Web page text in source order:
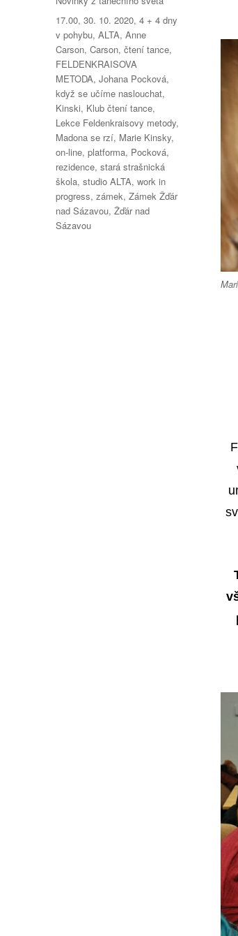
Štítky:
17.00,30. 10. 2020,4 + 4 dny
v pohybu,ALTA,Anne
Carson,Carson,čtení tance,
FELDENKRAISOVA
METODA,Johana Pocková,
když se učíme naslouchat,
Kinski, Klub čtení tance,
Lekce Feldenkraisovy metody,
Madona se rzí, Marie Kinsky,
on-line,platforma, Pocková,
rezidence,stará strašnická
škola,studio ALTA,work in
progress,zámek,Zámek Žďár
nad Sázavou,Žďár nad
Sázavou